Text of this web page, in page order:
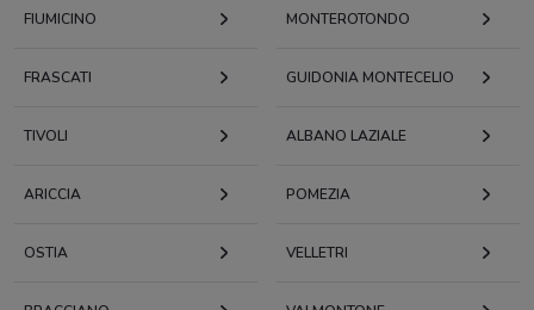
FIUMICINO MONTEROTONDO
FRASCATI GUIDONIA MONTECELIO
TIVOLI ALBANO LAZIALE
ARICCIA POMEZIA
OSTIA VELLETRI